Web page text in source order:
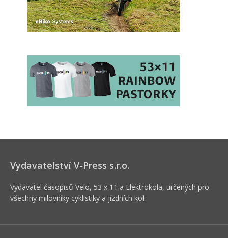
Vydavatelství V-Press s.r.o.
Vydavatel časopisů Velo, 53 x 11 a Elektrokola, určených pro
všechny milovníky cyklistiky a jízdních kol.